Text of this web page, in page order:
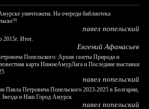
уничтожена. На очереди библиотека
павел попельский
2015г. Итог.
Евгений Афанасьев
Попельского: Архив газеты Природа и
карта НижнеАмурЛага и Последние выставки
павел попельский
Павла Петровича Попельского 2023-2025 в Болгарии,
Звезда и Наш Город Амурск
павел попельский